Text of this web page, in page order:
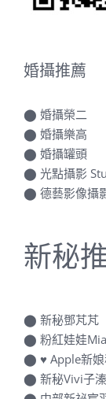
婚攝推薦
⬤ 婚攝榮二
⬤ 婚攝樂高
⬤ 婚攝罐頭
⬤ 光點攝影
⬤ 德藝影像攝
新秘
⬤ 新秘鄧芃芃
⬤ 粉紅娃娃Mia
⬤ ♥ Apple新
⬤ 新秘Vivi子溱